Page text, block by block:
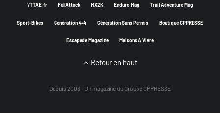
VTTAE.fr FullAttack MX2K Enduro Mag Trail Adventure Mag
Sport-Bikes Génération 4×4 Génération Sans Permis Boutique CPPRESSE
Escapade Magazine Maisons A Vivre
Retour en haut
Depuis 2003 - Un magazine du Groupe CPPRESSE